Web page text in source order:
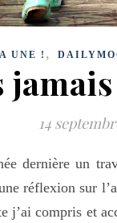
UNE ! ,
14
dernière un
réflexion sur
compris et